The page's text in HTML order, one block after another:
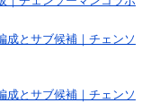
成とサブ候補｜チェンソ
成とサブ候補｜チェンソ